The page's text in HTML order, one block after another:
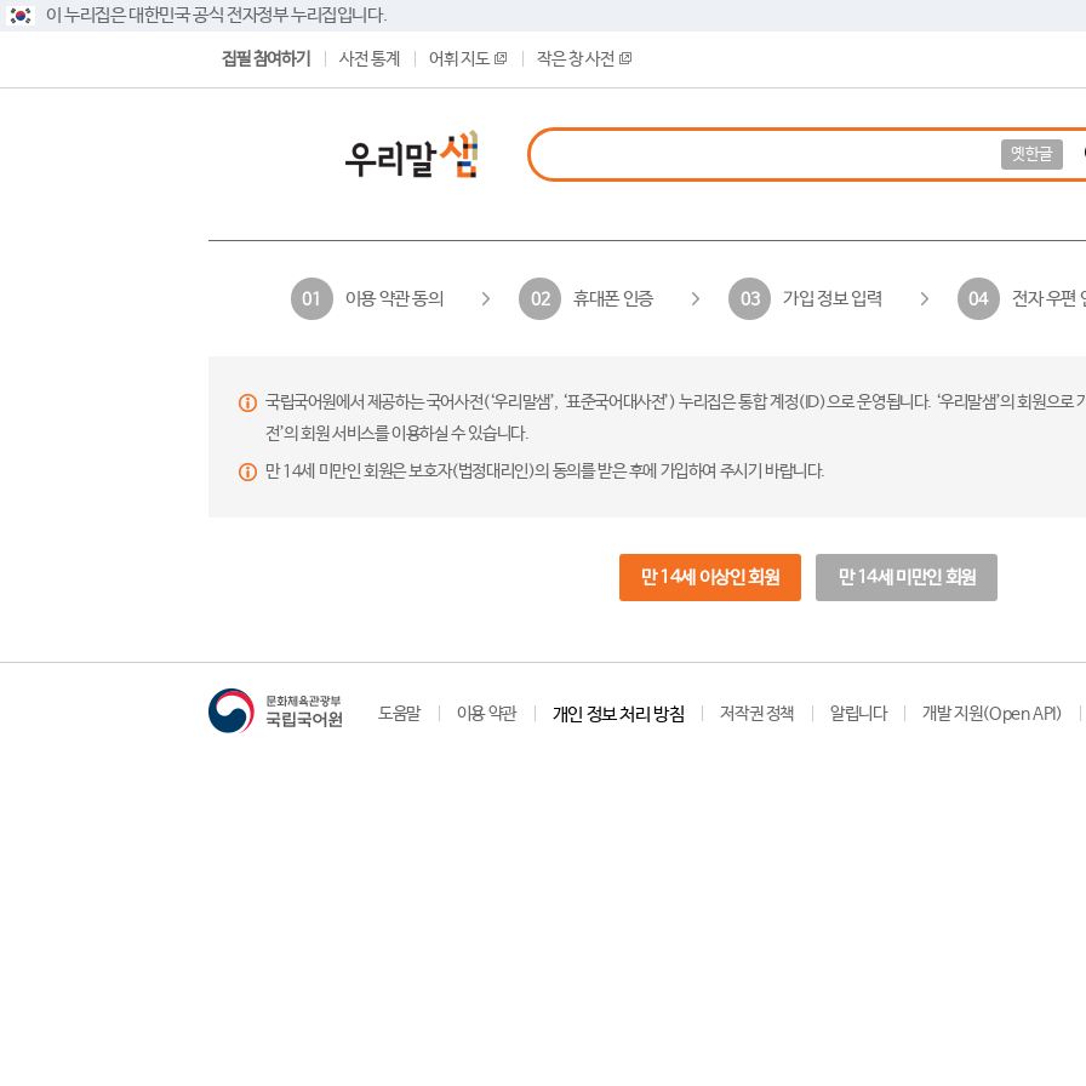
이 누리집은 대한민국 공식 전자정부 누리집입니다.
집필 참여하기 사전 통계 어휘 지도 작은 창 사전
옛한글
01 이용 약관 동의 02 휴대폰 인증 03 가입 정보 입력 04 전자 우편
국립국어원에서 제공하는 국어사전(‘우리말샘’, ‘표준국어대사전’) 누리집은 통합 계정(ID)으로 운영됩니다. ‘우리말샘’의 회원으
전’의 회원 서비스를 이용하실 수 있습니다.
만 14세 미만인 회원은 보호자(법정대리인)의 동의를 받은 후에 가입하여 주시기 바랍니다.
만 14세 이상인 회원 만 14세 미만인 회원
도움말 이용 약관 개인 정보 처리 방침 저작권 정책 알립니다 개발 지원(Open API)